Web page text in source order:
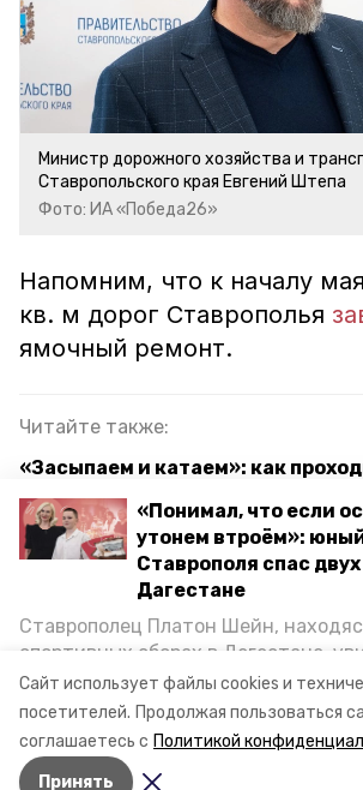
Сайт использует файлы cookies и
посетителей. Продолжая пользоваться
соглашаетесь с Политикой
Принять
«Понимал, что если
утонем втроём»:
Ставрополя спас
Дагестане
Ставрополец Платон Шейн,
спортивных сборах в Дегестане,
Каспийском море детей и бросился
возвращении домой, отважного
пригласили в министерство
наградили. Корреспондент
с юным героем.
Министр дорожного хозяйства и
Ставропольского края Евгений Штепа
Фото: ИА «Победа26»
Напомним, что к началу
кв. м дорог Ставрополья
ямочный ремонт.
Читайте также:
«Засыпаем и катаем»: как
ремонт дорог на Ставрополье
Более 380 км дорог планируют
на Ставрополье в 2023 году
ставропольский край ремонт
невинномысск
Авторы: Алина Журавлёва